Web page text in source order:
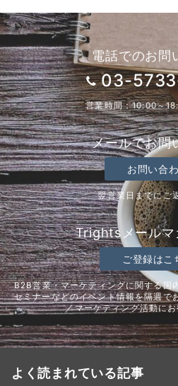
電話でのお問
03-
営業時間：10:00～
メールでお問
お問い合
翌営業日までにご
Trightsメールマ
ご登録はこ
B2B営業・マーケティングに関する国
セミナーなどのイベント情報を隔週で
／マーケティング活動に
よく読まれている記事